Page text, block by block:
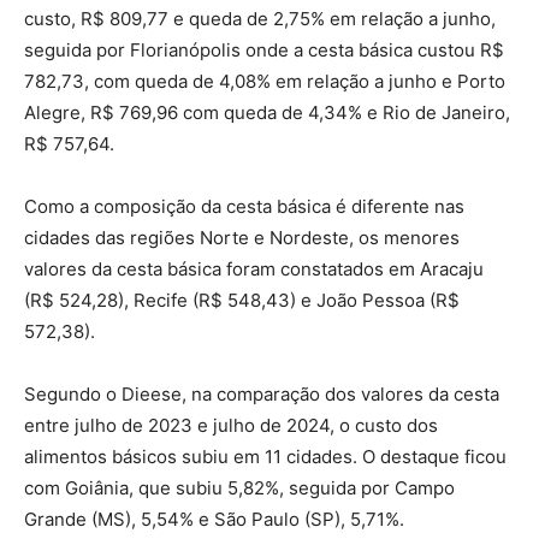
custo, R$ 809,77 e queda de 2,75% em relação a junho,
seguida por Florianópolis onde a cesta básica custou R$
782,73, com queda de 4,08% em relação a junho e Porto
Alegre, R$ 769,96 com queda de 4,34% e Rio de Janeiro,
R$ 757,64.
Como a composição da cesta básica é diferente nas
cidades das regiões Norte e Nordeste, os menores
valores da cesta básica foram constatados em Aracaju
(R$ 524,28), Recife (R$ 548,43) e João Pessoa (R$
572,38).
Segundo o Dieese, na comparação dos valores da cesta
entre julho de 2023 e julho de 2024, o custo dos
alimentos básicos subiu em 11 cidades. O destaque ficou
com Goiânia, que subiu 5,82%, seguida por Campo
Grande (MS), 5,54% e São Paulo (SP), 5,71%.